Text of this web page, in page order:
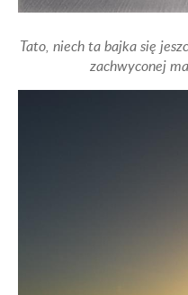
Tato, niech ta bajka się
zachwyconej